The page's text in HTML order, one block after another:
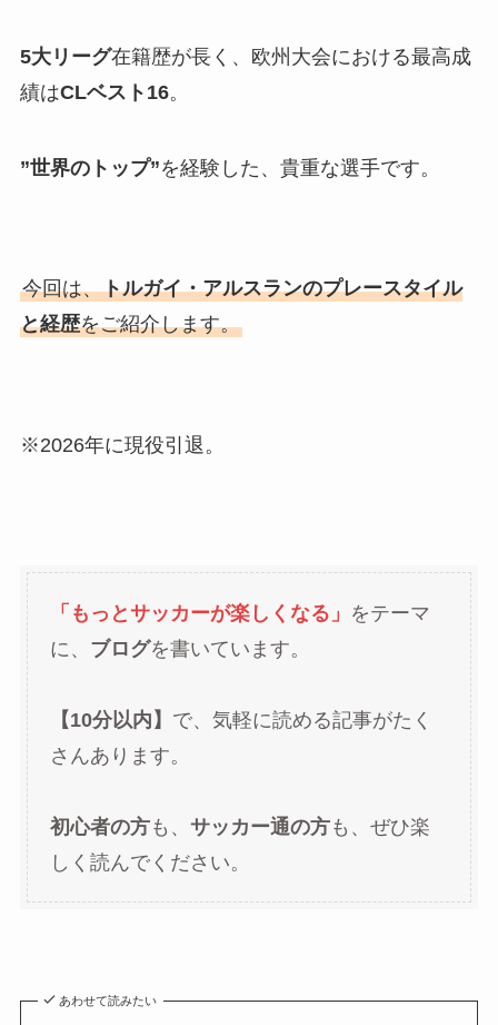
5大リーグ在籍歴が長く、欧州大会における最高成
績はCLベスト16。
”世界のトップ”を経験した、貴重な選手です。
今回は、トルガイ・アルスランのプレースタイル
と経歴をご紹介します。
※2026年に現役引退。
「もっとサッカーが楽しくなる」 をテーマ
に、 ブログを書いています。
【10分以内】 で、気軽に読める記事がたく
さんあります。
初心者の方も、 サッカー通の方も、ぜひ楽
しく読んでください。
あわせて読みたい